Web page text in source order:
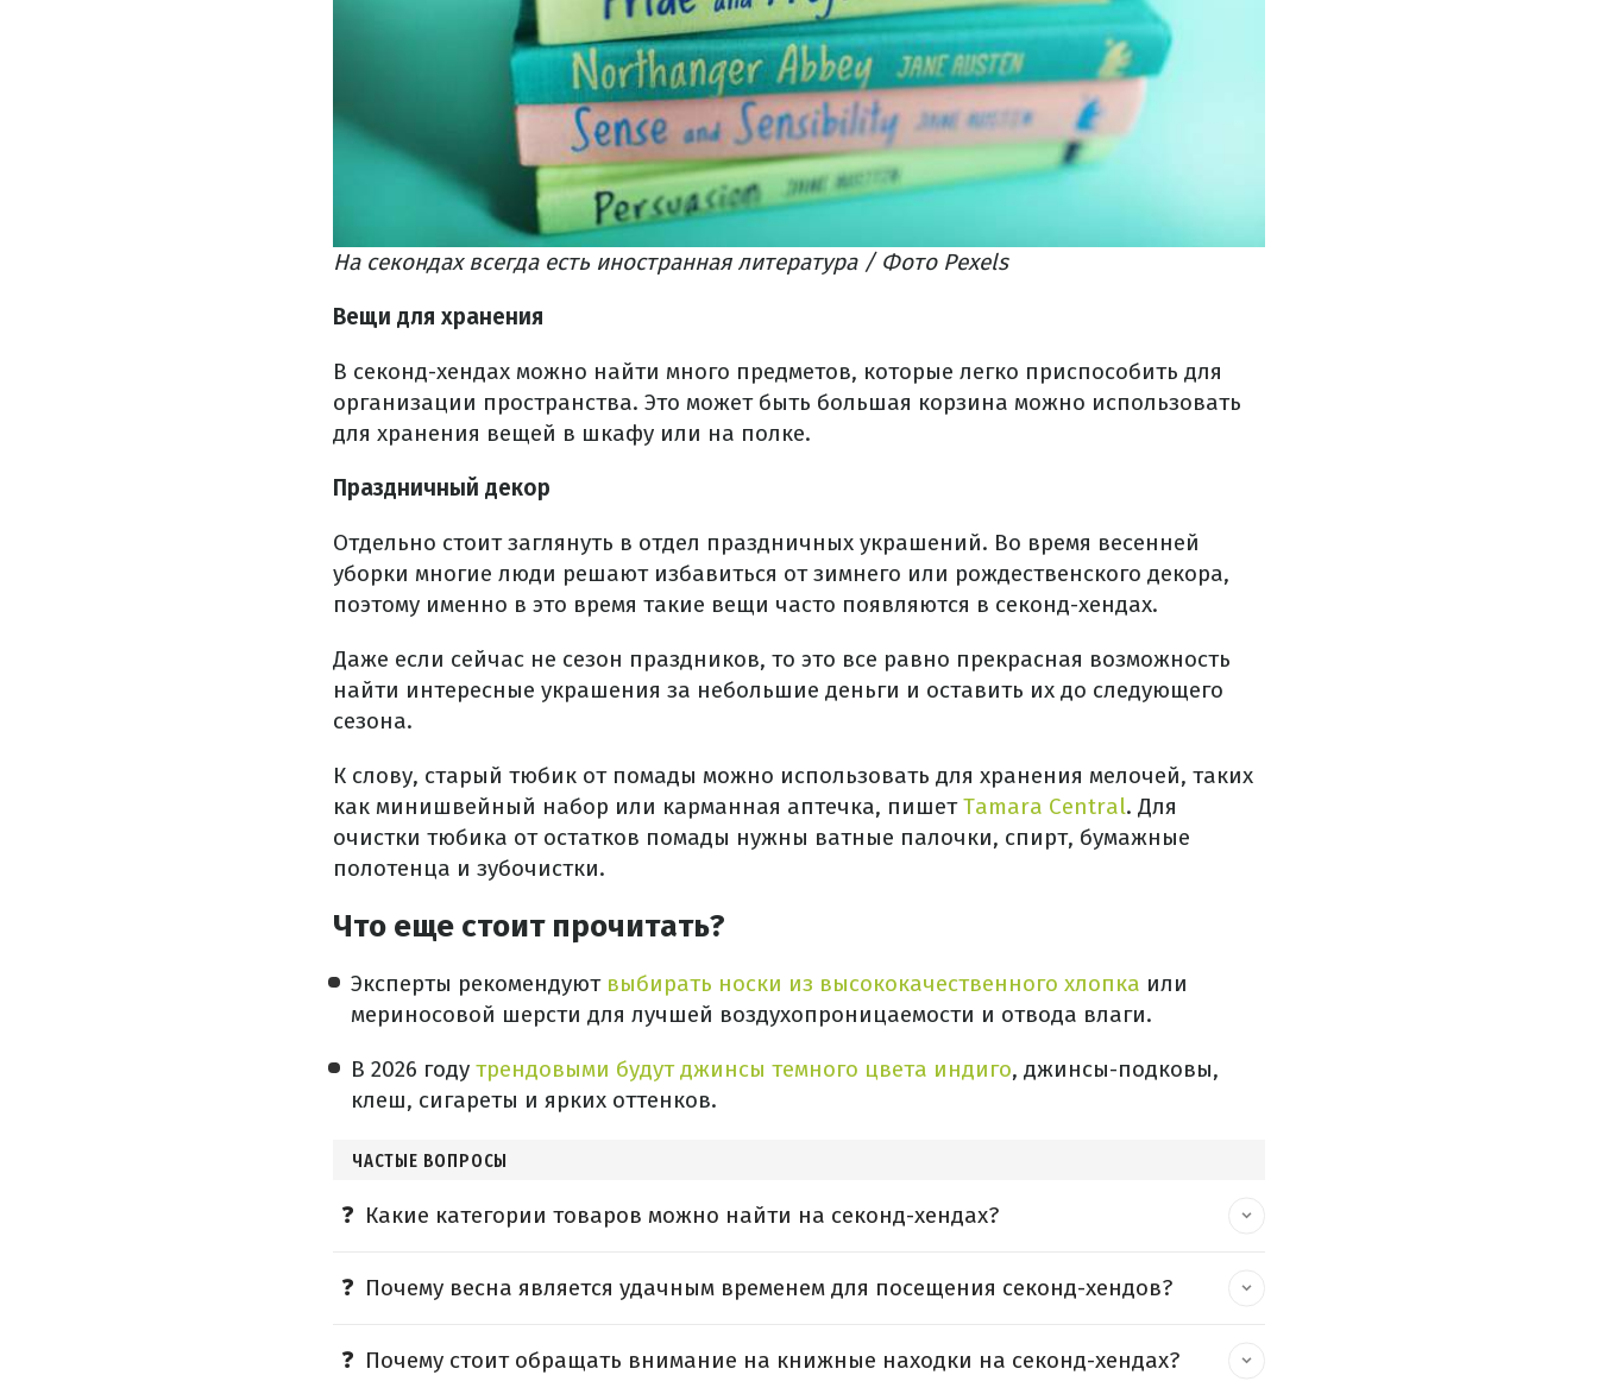
На секондах всегда есть иностранная литература / Фото Pexels
Вещи для хранения
В секонд-хендах можно найти много предметов, которые легко приспособить для
организации пространства. Это может быть большая корзина можно использовать
для хранения вещей в шкафу или на полке.
Праздничный декор
Отдельно стоит заглянуть в отдел праздничных украшений. Во время весенней
уборки многие люди решают избавиться от зимнего или рождественского декора,
поэтому именно в это время такие вещи часто появляются в секонд-хендах.
Даже если сейчас не сезон праздников, то это все равно прекрасная возможность
найти интересные украшения за небольшие деньги и оставить их до следующего
сезона.
К слову, старый тюбик от помады можно использовать для хранения мелочей, таких
как минишвейный набор или карманная аптечка, пишетTamara Central. Для
очистки тюбика от остатков помады нужны ватные палочки, спирт, бумажные
полотенца и зубочистки.
Что еще стоит прочитать?
Эксперты рекомендуют выбирать носки из высококачественного хлопка или
мериносовой шерсти для лучшей воздухопроницаемости и отвода влаги.
В 2026 году трендовыми будут джинсы темного цвета индиго, джинсы-подковы,
клеш, сигареты и ярких оттенков.
ЧАСТЫЕ ВОПРОСЫ
Какие категории товаров можно найти на секонд-хендах?
Почему весна является удачным временем для посещения секонд-хендов?
Почему стоит обращать внимание на книжные находки на секонд-хендах?